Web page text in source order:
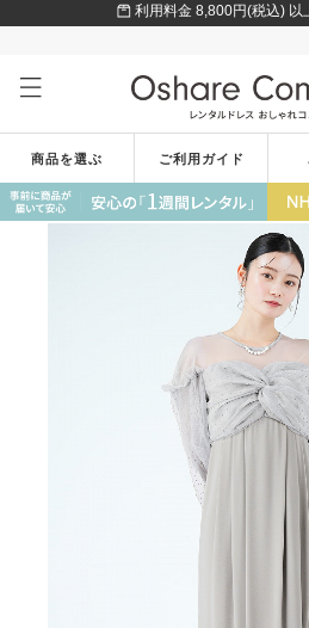
利用料金 8,800円(税込) 以
商品を選ぶ ご利用ガイド